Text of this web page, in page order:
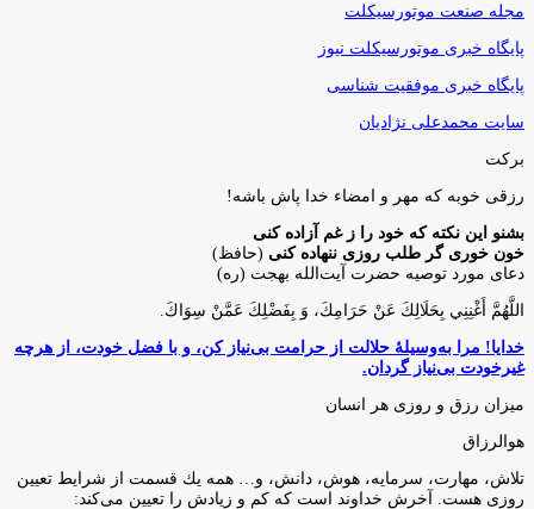
مجله صنعت موتورسیکلت
پایگاه خبری موتورسیکلت نیوز
پایگاه خبری موفقیت شناسی
سایت محمدعلی نژادیان
برکت
رزقی خوبه كه مهر و امضاء خدا پاش باشه!
بشنو این نکته که خود را ز غم آزاده کنی
خون خوری گر طلب روزی ننهاده کنی (حافظ)
دعای مورد توصیه حضرت آیت‌الله بهجت (ره)
اللَّهُمَّ أَغْنِنِي بِحَلَالِكَ عَنْ حَرَامِكَ، وَ بِفَضْلِكَ عَمَّنْ سِوَاكَ‏.
خدایا! مرا به‌وسیلۀ حلالت از حرامت بی‌نیاز کن، و با فضل خودت، از هرچه
غیرخودت بی‌نیاز گردان.
میزان رزق و روزی هر انسان
هوالرزاق
تلاش، مهارت، سرمايه، هوش، دانش، و… همه يك قسمت از شرايط تعيين
روزى هست. آخرش خداوند است كه كم و زيادش را تعيين مى‌كند: